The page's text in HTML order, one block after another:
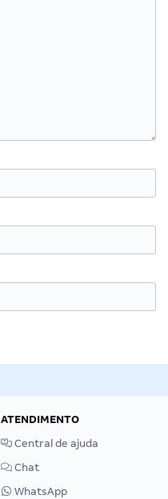
ATENDIMENTO
Central de ajuda
Chat
WhatsApp